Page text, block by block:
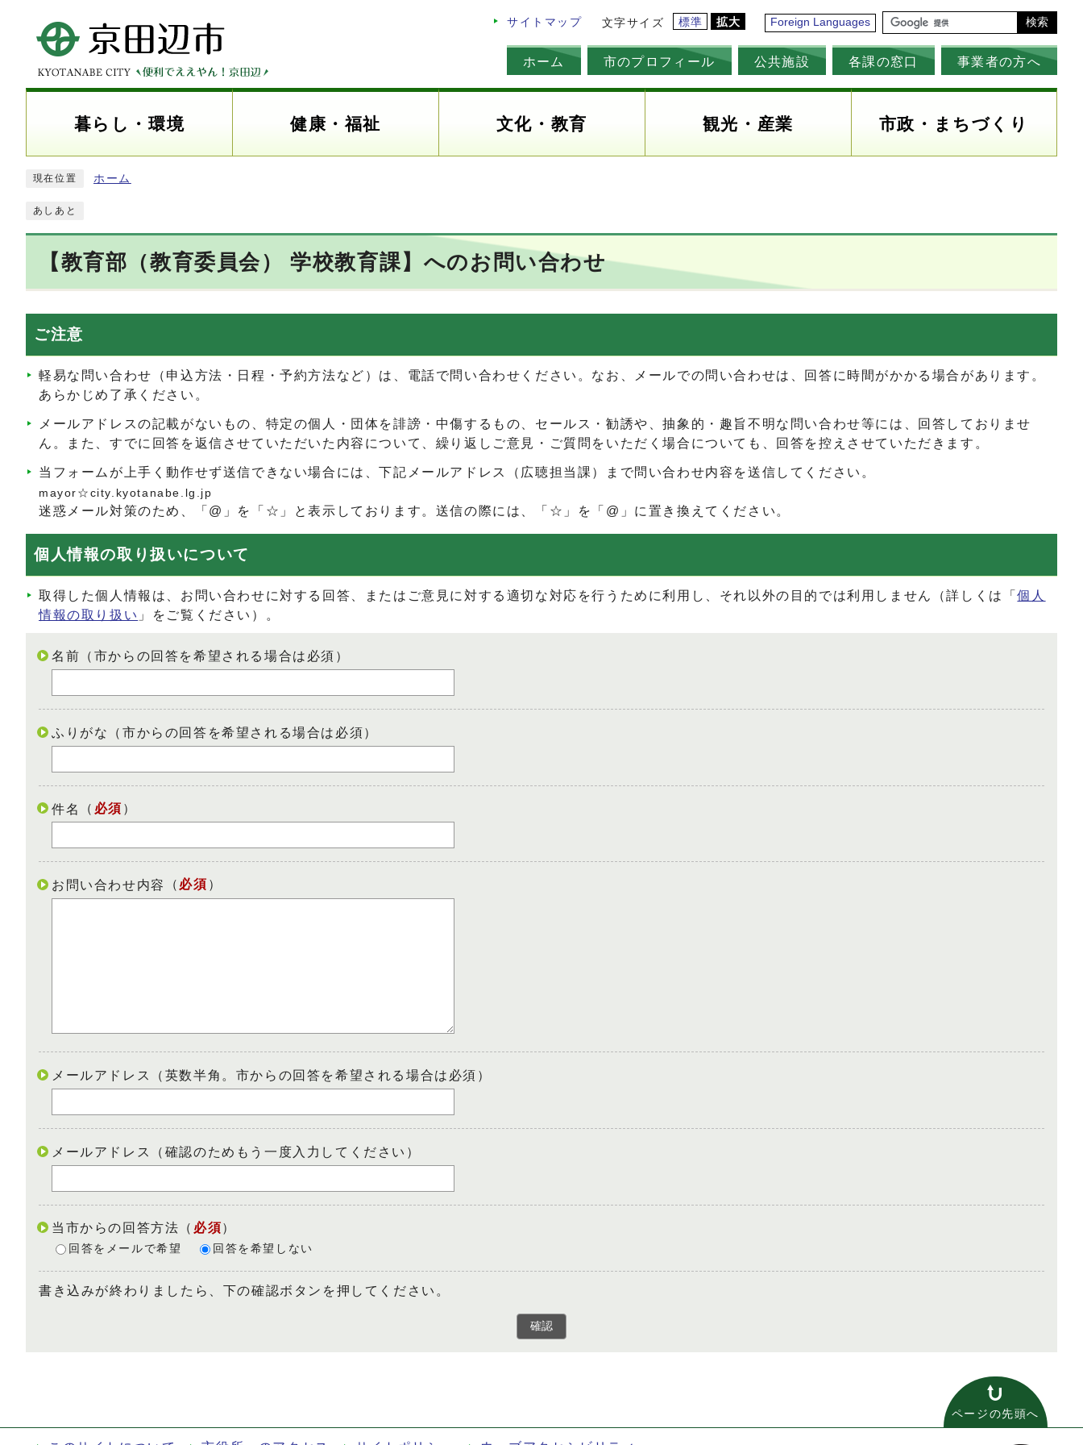
サイトマップ 文字サイズ 標準 拡大 Foreign Languages 検索
ホーム 市のプロフィール 公共施設 各課の窓口 事業者の方へ
暮らし・環境 健康・福祉 文化・教育 観光・産業 市政・まちづくり
現在位置 ホーム
あしあと
【教育部（教育委員会） 学校教育課】へのお問い合わせ
ご注意
軽易な問い合わせ（申込方法・日程・予約方法など）は、電話で問い合わせください。なお、メールでの問い合わせは、回答に時間がかかる場合があります。
あらかじめ了承ください。
メールアドレスの記載がないもの、特定の個人・団体を誹謗・中傷するもの、セールス・勧誘や、抽象的・趣旨不明な問い合わせ等には、回答しておりませ
ん。また、すでに回答を返信させていただいた内容について、繰り返しご意見・ご質問をいただく場合についても、回答を控えさせていただきます。
当フォームが上手く動作せず送信できない場合には、下記メールアドレス（広聴担当課）まで問い合わせ内容を送信してください。
mayor☆city.kyotanabe.lg.jp
迷惑メール対策のため、「@」を「☆」と表示しております。送信の際には、「☆」を「@」に置き換えてください。
個人情報の取り扱いについて
取得した個人情報は、お問い合わせに対する回答、またはご意見に対する適切な対応を行うために利用し、それ以外の目的では利用しません（詳しくは「個人
情報の取り扱い 」をご覧ください）。
名前（市からの回答を希望される場合は必須）
ふりがな（市からの回答を希望される場合は必須）
件名 （ 必須 ）
お問い合わせ内容 （ 必須 ）
メールアドレス（英数半角。市からの回答を希望される場合は必須）
メールアドレス（確認のためもう一度入力してください）
当市からの回答方法 （ 必須）
回答をメールで希望 回答を希望しない
書き込みが終わりましたら、下の確認ボタンを押してください。
確認
ページの先頭へ